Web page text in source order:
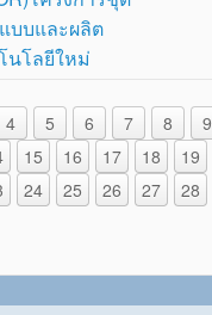
บบและผลิต
นโลยีใหม่
4 5 6 7 8 9
15 16 17 18 19
24 25 26 27 28